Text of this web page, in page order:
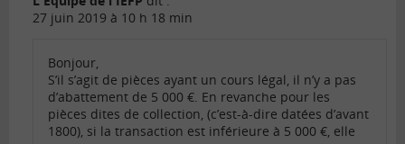
27 juin 2019 à 10 h 18 min
Bonjour,
S’il s’agit de pièces ayant un cours légal, il n’y a pas
d’abattement de 5 000 €. En revanche pour les
pièces dites de collection, (c’est-à-dire datées d’avant
1800), si la transaction est inférieure à 5 000 €, elle